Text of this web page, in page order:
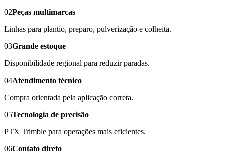
02Peças multimarcas
Linhas para plantio, preparo, pulverização e colheita.
03Grande estoque
Disponibilidade regional para reduzir paradas.
04Atendimento técnico
Compra orientada pela aplicação correta.
05Tecnologia de precisão
PTX Trimble para operações mais eficientes.
06Contato direto